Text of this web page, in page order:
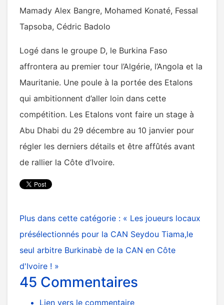
Mamady Alex Bangre, Mohamed Konaté, Fessal
Tapsoba, Cédric Badolo
Logé dans le groupe D, le Burkina Faso
affrontera au premier tour l’Algérie, l’Angola et la
Mauritanie. Une poule à la portée des Etalons
qui ambitionnent d’aller loin dans cette
compétition. Les Etalons vont faire un stage à
Abu Dhabi du 29 décembre au 10 janvier pour
régler les derniers détails et être affûtés avant
de rallier la Côte d’Ivoire.
Plus dans cette catégorie : « Les joueurs locaux
présélectionnés pour la CAN Seydou Tiama,le
seul arbitre Burkinabè de la CAN en Côte
d'Ivoire ! »
45 Commentaires
Lien vers le commentaire